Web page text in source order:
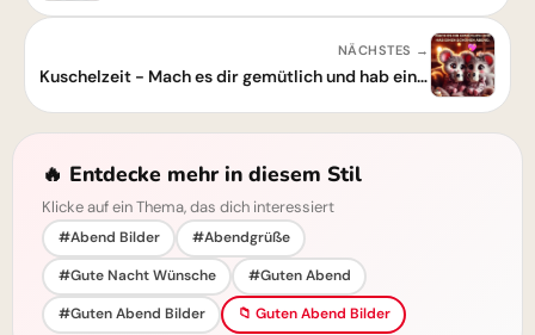
NÄCHSTES →
Kuschelzeit - Mach es dir gemütlich und hab einen schönen Abend
🔥 Entdecke mehr in diesem Stil
Klicke auf ein Thema, das dich interessiert
#Abend Bilder
#Abendgrüße
#Gute Nacht Wünsche
#Guten Abend
#Guten Abend Bilder
📁 Guten Abend Bilder